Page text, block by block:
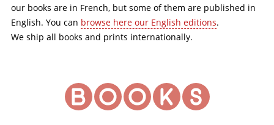
our books are in French, but some of them are published in
English. You can browse here our English editions.
We ship all books and prints internationally.